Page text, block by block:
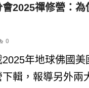
2025禪修營：
0
年地球佛國美
輯，報導另外兩